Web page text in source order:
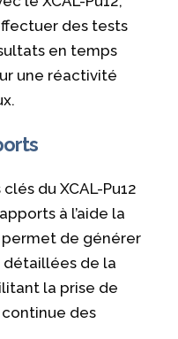
des tests
en temps
une réactivité
du XCAL-Pu12
à l’aide la
permet de générer
détaillées de la
la prise de
des